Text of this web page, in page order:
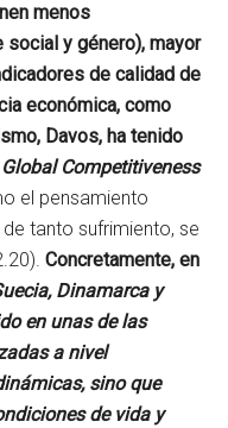
menos
y género), mayor
de calidad de
económica, como
Davos, ha tenido
Global Competitiveness
el pensamiento
tanto sufrimiento, se
Concretamente, en
Dinamarca y
en unas de las
a nivel
sino que
de vida y